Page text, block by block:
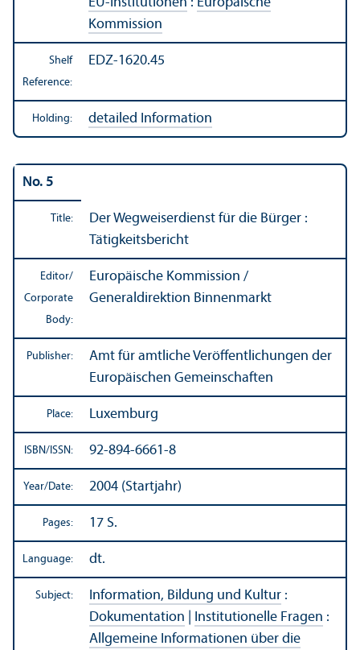
Kommission
Shelf
Reference:
EDZ-1620.45
Holding: detailed Information
No. 5
Title:
Der Wegweiserdienst für die Bürger :
Tätigkeitsbericht
Editor/
Corporate
Body:
Europäische Kommission /
Generaldirektion Binnenmarkt
Publisher:
Amt für amtliche Veröffentlichungen der
Europäischen Gemeinschaften
Place: Luxemburg
ISBN/ISSN: 92-894-6661-8
Year/Date: 2004 (Startjahr)
Pages: 17 S.
Language: dt.
Subject: Information, Bildung und Kultur :
Dokumentation
Institutionelle Fragen :
Allgemeine Informationen über die